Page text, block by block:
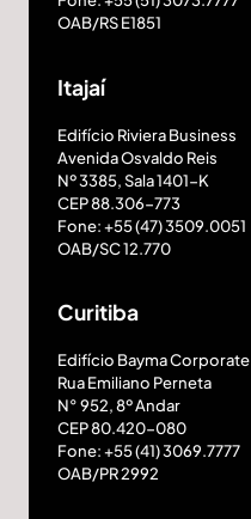
OAB/RS E1851
Itajaí
Edifício Riviera Business
Avenida Osvaldo Reis
Nº 3385, Sala 1401-K
CEP 88.306-773
Fone: +55 (47) 3509.0051
OAB/SC 12.770
Curitiba
Edifício Bayma Corporate
Rua Emiliano Perneta
N° 952, 8º Andar
CEP 80.420-080
Fone: +55 (41) 3069.7777
OAB/PR 2992